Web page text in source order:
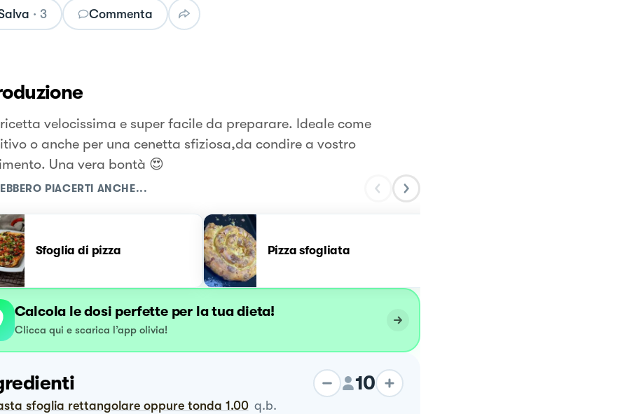
· 3 Commenta
velocissima e super facile da preparare. Ideale come
o anche per una cenetta sfiziosa,da condire a vostro
Una vera bontà 😍
PIACERTI ANCHE...
Sfoglia di pizza Pizza sfogliata
Calcola le dosi perfette per la tua dieta!
Clicca qui e scarica l’app olivia!
10
sfoglia rettangolare oppure tonda 1.00 q.b.